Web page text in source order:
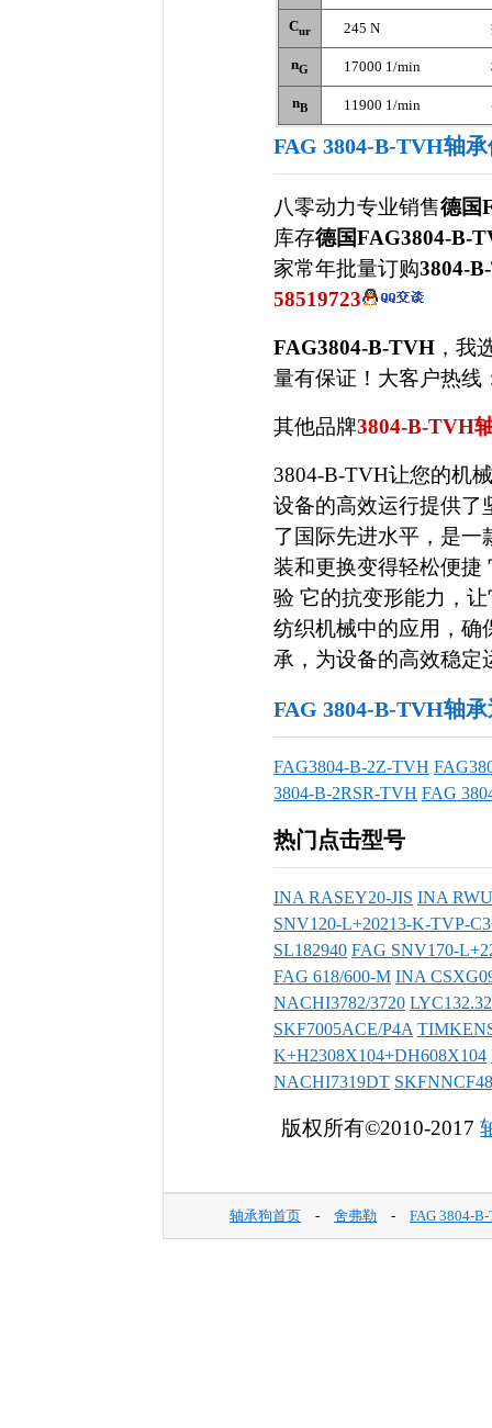
Cur 245 N
nG 17000 1/min
nB 11900 1/min
FAG 3804-B-TVH轴
八零动力专业销售德国
库存德国FAG3804-B-
家常年批量订购3804-
58519723
FAG3804-B-TVH ，我
量有保证！大客户热线
其他品牌3804-B-TVH
3804-B-TVH让您的机
设备的高效运行提供了
了国际先进水平，是一
装和更换变得轻松便捷
验 它的抗变形能力，
纺织机械中的应用，确
承，为设备的高效稳定
FAG 3804-B-TVH轴
FAG3804-B-2Z-TVH
3804-B-2RSR-TVH FAG
热门点击型号
INA RASEY20-JIS INA
SNV120-L+20213-K-TVP-
SL182940 FAG SNV170-
FAG 618/600-M INA
NACHI3782/3720
SKF7005ACE/P4A
K+H2308X104+DH608X104
NACHI7319DT
版权所有©2010-2017
轴承狗首页 - 舍弗勒 - FAG 3804-